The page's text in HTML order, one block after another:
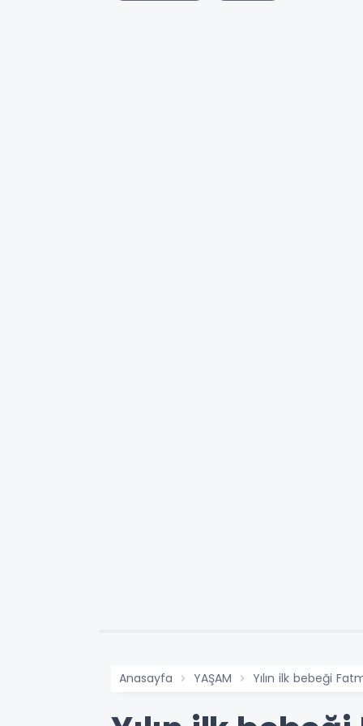
Anasayfa YAŞAM Yılın ilk bebeği